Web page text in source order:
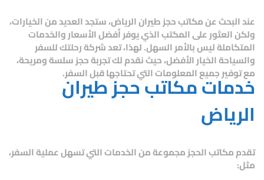
عند البحث عنمكاتب حجز طيران الرياض، ستجد العديد من الخيارات،
ولكن العثور على المكتب الذي يوفر أفضل الأسعار والخدمات
المتكاملة ليس بالأمر السهل. لهذا، تعدشركة رحلتك للسفر
والسياحةالخيار الأفضل، حيث نقدم لك تجربة حجز سلسة ومريحة،
مع توفير جميع المعلومات التي تحتاجها قبل السفر.
خدمات مكاتب حجز طيران
الرياض
تقدم مكاتب الحجز مجموعة من الخدمات التي تسهل عملية السفر،
مثل: